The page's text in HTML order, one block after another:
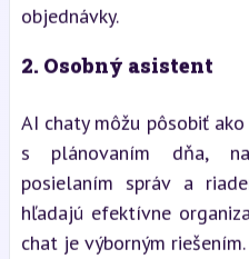
objednávky.
2. Osobný asistent
AI chaty môžu pôsobiť
s plánovaním dňa,
posielaním správ a
hľadajú efektívne
chat je výborným riešením.